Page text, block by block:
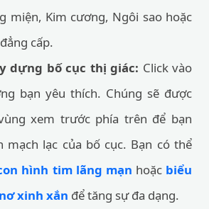
miện, Kim cương, Ngôi sao hoặc
cấp.
dựng bố cục thị giác: Click vào
bạn yêu thích. Chúng sẽ được
xem trước phía trên để bạn
mạch lạc của bố cục. Bạn có thể
hình tim lãng mạn hoặc biểu
xinh xắn để tăng sự đa dạng.